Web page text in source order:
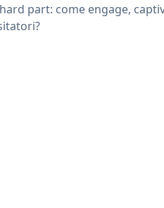
part: come engage,